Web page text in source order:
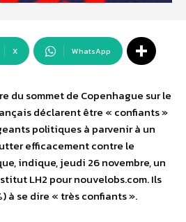
X WhatsApp
du sommet de Copenhague sur le
déclarent être « confiants »
politiques à parvenir à un
efficacement contre le
indique, jeudi 26 novembre, un
LH2 pour nouvelobs.com. Ils
à se dire « très confiants ».